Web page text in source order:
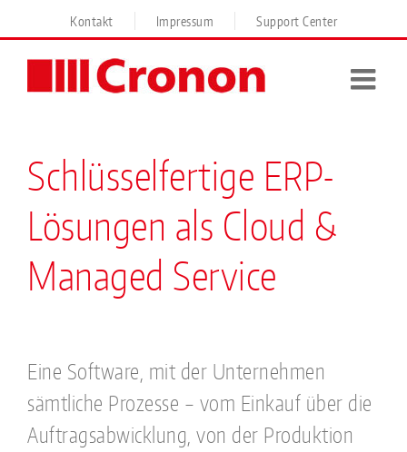
to
Kontakt Impressum Support Center
Schlüsselfertige ERP-
Lösungen als Cloud &
Managed Service
Eine Software, mit der Unternehmen
sämtliche Prozesse – vom Einkauf über die
Auftragsabwicklung, von der Produktion